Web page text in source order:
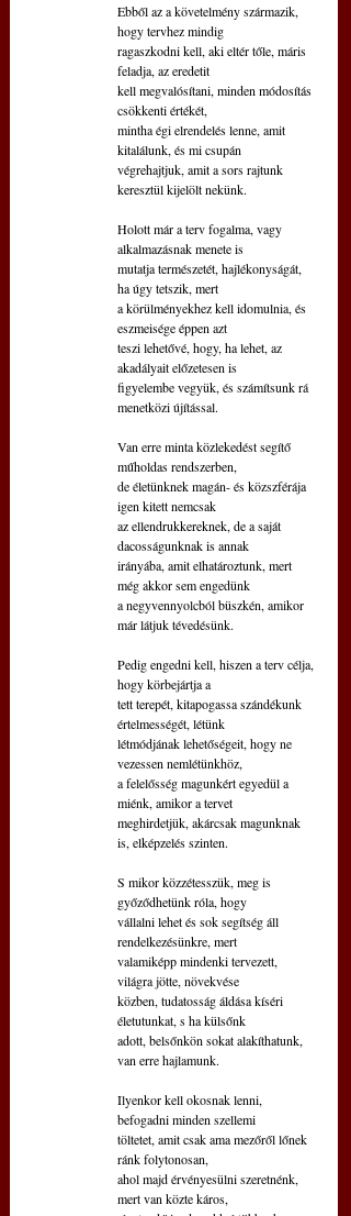
Ebből az a követelmény származik,
hogy tervhez mindig
ragaszkodni kell, aki eltér tőle, máris
feladja, az eredetit
kell megvalósítani, minden módosítás
csökkenti értékét,
mintha égi elrendelés lenne, amit
kitalálunk, és mi csupán
végrehajtjuk, amit a sors rajtunk
keresztül kijelölt nekünk.
Holott már a terv fogalma, vagy
alkalmazásnak menete is
mutatja természetét, hajlékonyságát,
ha úgy tetszik, mert
a körülményekhez kell idomulnia, és
eszmeisége éppen azt
teszi lehetővé, hogy, ha lehet, az
akadályait előzetesen is
figyelembe vegyük, és számítsunk rá
menetközi újítással.
Van erre minta közlekedést segítő
műholdas rendszerben,
de életünknek magán- és közszférája
igen kitett nemcsak
az ellendrukkereknek, de a saját
dacosságunknak is annak
irányába, amit elhatároztunk, mert
még akkor sem engedünk
a negyvennyolcból büszkén, amikor
már látjuk tévedésünk.
Pedig engedni kell, hiszen a terv célja,
hogy körbejártja a
tett terepét, kitapogassa szándékunk
értelmességét, létünk
létmódjának lehetőségeit, hogy ne
vezessen nemlétünkhöz,
a felelősség magunkért egyedül a
miénk, amikor a tervet
meghirdetjük, akárcsak magunknak
is, elképzelés szinten.
S mikor közzétesszük, meg is
győződhetünk róla, hogy
vállalni lehet és sok segítség áll
rendelkezésünkre, mert
valamiképp mindenki tervezett,
világra jötte, növekvése
közben, tudatosság áldása kíséri
életutunkat, s ha külsőnk
adott, belsőnkön sokat alakíthatunk,
van erre hajlamunk.
Ilyenkor kell okosnak lenni,
befogadni minden szellemi
töltetet, amit csak ama mezőről lőnek
ránk folytonosan,
ahol majd érvényesülni szeretnénk,
mert van közte káros,